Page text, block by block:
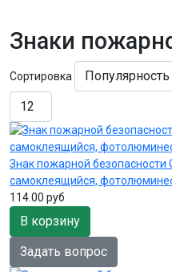
Знаки
Сортировка
Знак пожарной безопасности
самоклеящийся,
114.00 руб
В корзину
Задать вопрос